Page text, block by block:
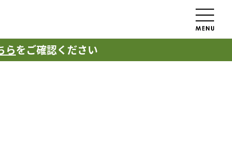
らをご確認ください